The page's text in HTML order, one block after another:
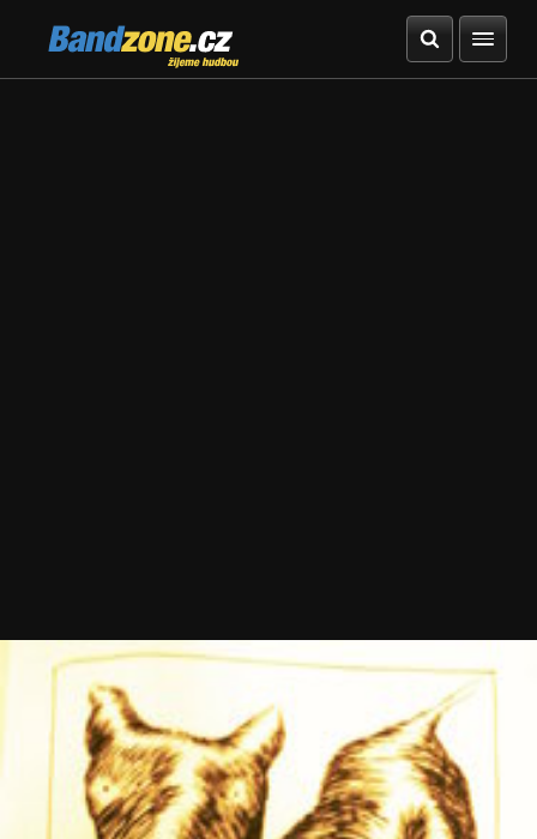
Bandzone.cz
žijeme hudbou